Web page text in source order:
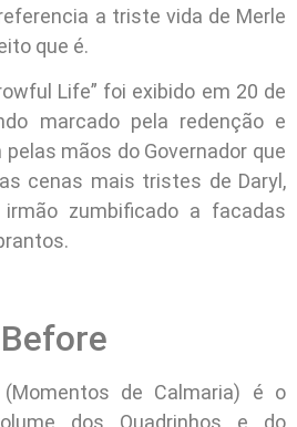
a triste vida de Merle
que é.
Life” foi exibido em 20 de
marcado pela redenção e
mãos do Governador que
cenas mais tristes de Daryl,
zumbificado a facadas
(Momentos de Calmaria) é o
dos Quadrinhos e do